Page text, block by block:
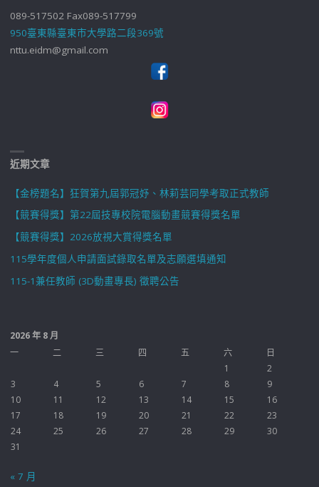
089-517502 Fax089-517799
950臺東縣臺東市大學路二段369號
nttu.eidm@gmail.com
近期文章
【金榜題名】狂賀第九屆郭冠妤、林莉芸同學考取正式教師
【競賽得獎】第22屆技專校院電腦動畫競賽得獎名單
【競賽得獎】2026放視大賞得獎名單
115學年度個人申請面試錄取名單及志願選填通知
115-1兼任教師 (3D動畫專長) 徵聘公告
2026 年 8 月
一
二 三 四 五 六
日
1
2
3
4 5 6 7 8
9
10
11 12 13 14 15
16
17
18 19 20 21 22
23
24
25 26 27 28 29
30
31
« 7 月